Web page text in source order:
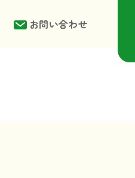
お問い合わせ